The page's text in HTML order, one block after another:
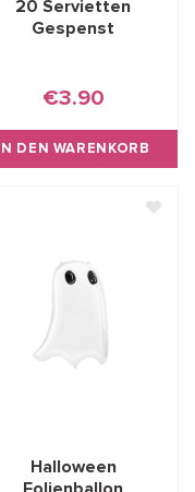
20 Servietten
Gespenst
€3.90
IN DEN WARENKORB
Halloween